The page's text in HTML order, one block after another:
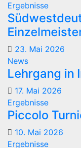
Ergebnisse
23. Mai 2026
News
Lehrgang in
17. Mai 2026
Ergebnisse
Piccolo
10. Mai 2026
Ergebnisse